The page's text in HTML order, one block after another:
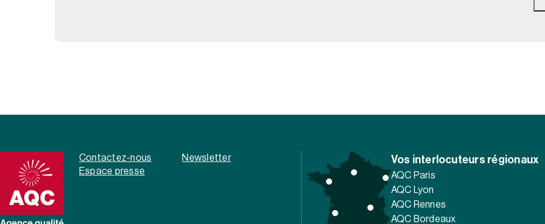
Contactez-nous
Newsletter
Espace presse
Vos interlocuteurs régionaux
AQC Paris
AQC Lyon
AQC Rennes
AQC Bordeaux